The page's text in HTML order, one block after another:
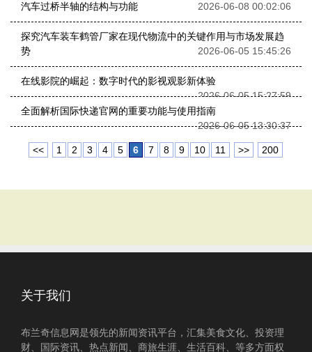
汽车过桥半轴的结构与功能
2026-06-08 00:02:06
探究汽车装车鹤管厂家在现代物流中的关键作用与市场发展趋
势
2026-06-05 15:45:26
在线影院的崛起：数字时代的影视观影新体验
2026-06-05 15:27:59
全面解析国际快递官网的重要功能与使用指南
2026-06-05 13:30:37
<< 1 2 3 4 5 6 7 8 9 10 11 >> 200
关于我们
布兰奇信息网是领先的新闻资讯平台，汇集美食文化、投资理
财、国际资讯、热点新闻、商旅生涯、生活百科、等多方面权